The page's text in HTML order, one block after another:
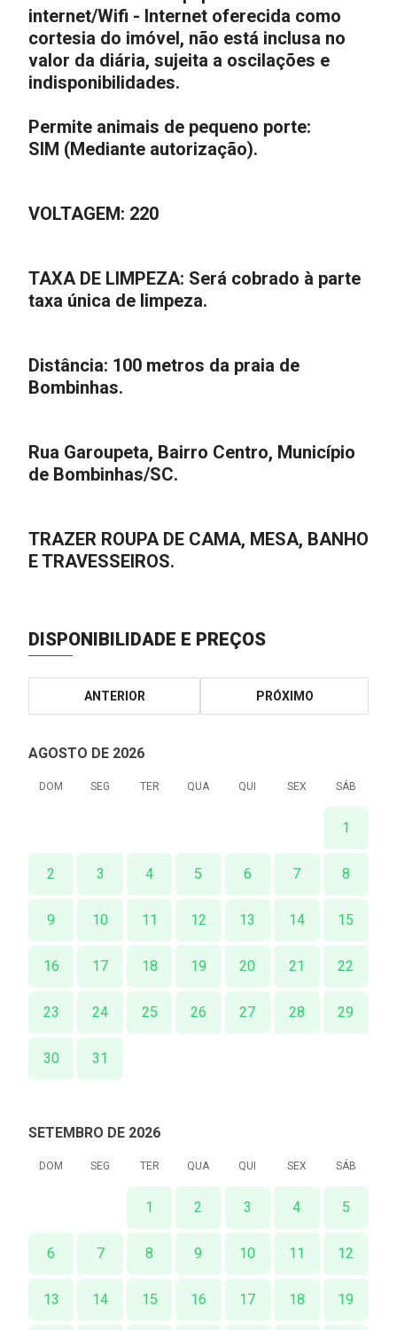
internet/Wifi - Internet oferecida como
cortesia do imóvel, não está inclusa no
valor da diária, sujeita a oscilações e
indisponibilidades.
Permite animais de pequeno porte:
SIM (Mediante autorização).
VOLTAGEM: 220
TAXA DE LIMPEZA: Será cobrado à parte
taxa única de limpeza.
Distância: 100 metros da praia de
Bombinhas.
Rua Garoupeta, Bairro Centro, Município
de Bombinhas/SC.
TRAZER ROUPA DE CAMA, MESA, BANHO
E TRAVESSEIROS.
DISPONIBILIDADE E PREÇOS
ANTERIOR PRÓXIMO
AGOSTO DE 2026
DOM SEG TER QUA QUI SEX SÁB
1
2 3 4 5 6 7 8
9 10 11 12 13 14 15
16 17 18 19 20 21 22
23 24 25 26 27 28 29
30 31
SETEMBRO DE 2026
DOM SEG TER QUA QUI SEX SÁB
1 2 3 4 5
6 7 8 9 10 11 12
13 14 15 16 17 18 19